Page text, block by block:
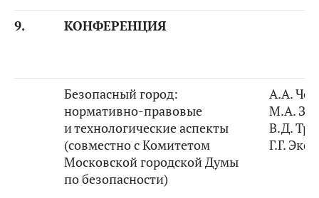
9. КОНФЕРЕНЦИЯ
Безопасный город:
нормативно-правовые
и технологические аспекты
(совместно с Комитетом
Московской городской Думы
по безопасности)
А.А.
М.А.
В.Д.
Г.Г.